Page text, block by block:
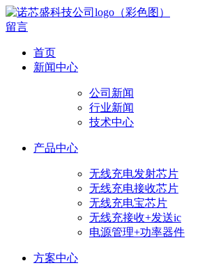
留言
首页
新闻中心
公司新闻
行业新闻
技术中心
产品中心
无线充电发射芯片
无线充电接收芯片
无线充电宝芯片
无线充接收+发送ic
电源管理+功率器件
方案中心